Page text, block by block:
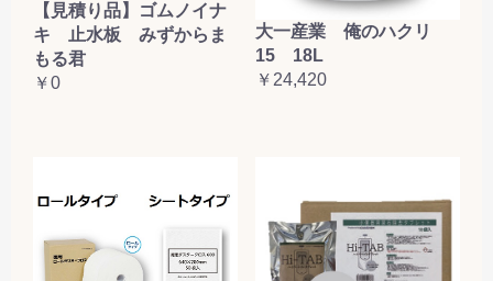
【見積り品】ゴムノイナ
キ 止水板 みずからま
もる君
￥0
大一産業 俺のハクリ
15 18L
￥24,420